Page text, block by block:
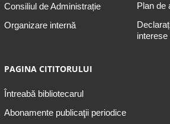
Consiliul de Administrație
Organizare internă
Plan de
interese
PAGINA CITITORULUI
Întreabă bibliotecarul
Abonamente publicaţii periodice